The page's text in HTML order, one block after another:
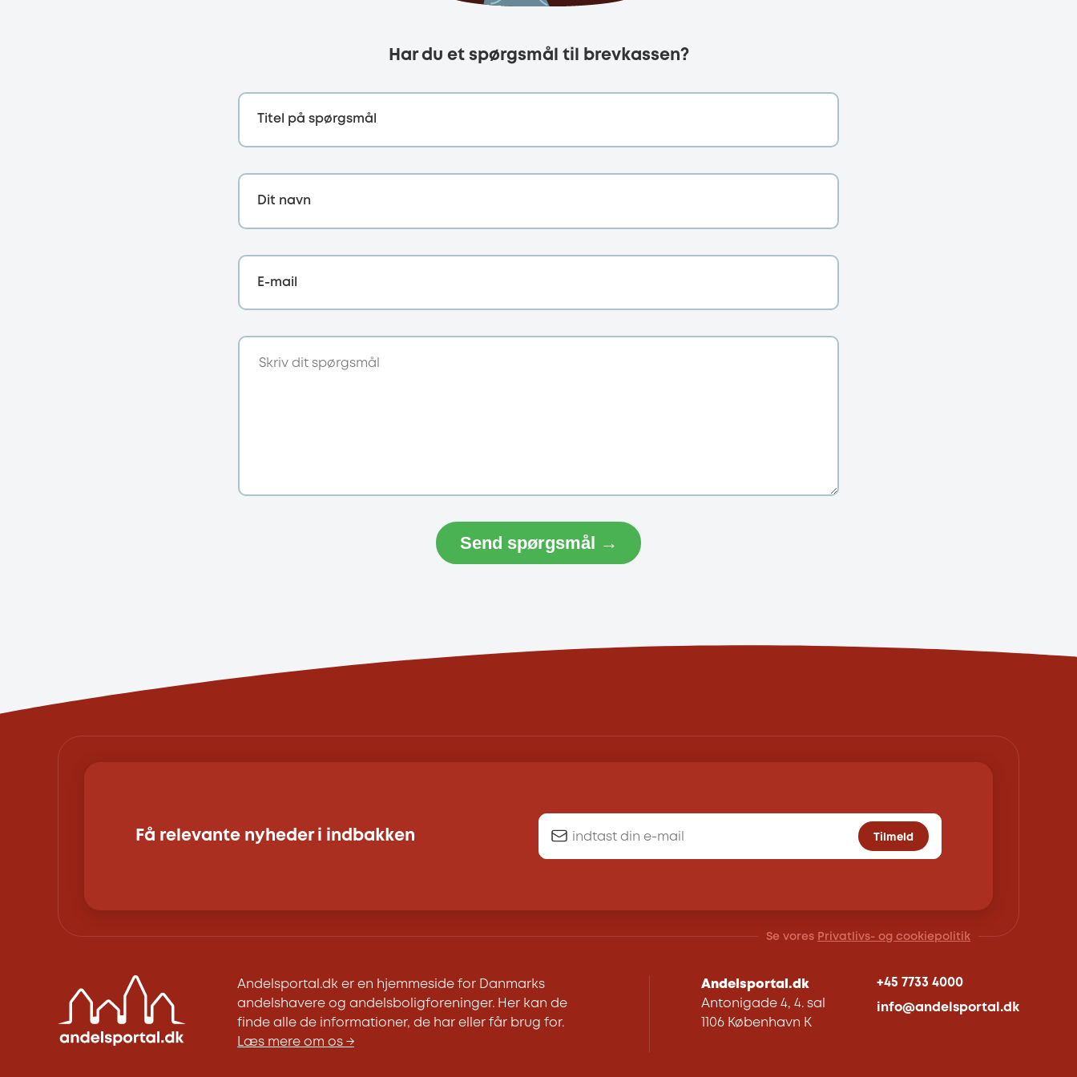
Har du et spørgsmål til brevkassen?
Titel på spørgsmål
Dit navn
E-mail
Send spørgsmål →
Få relevante nyheder i indbakken Tilmeld
Se vores Privatlivs- og cookiepolitik
Andelsportal.dk er en hjemmeside for Danmarks
andelshavere og andelsboligforeninger. Her kan de
finde alle de informationer, de har eller får brug for.
Læs mere om os →
Andelsportal.dk
Antonigade 4, 4. sal
1106 København K
+45 7733 4000
info@andelsportal.dk